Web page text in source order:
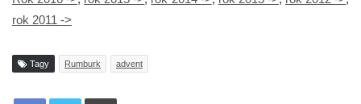
rok 2011 ->
Tagy Rumburk advent
Tisknout